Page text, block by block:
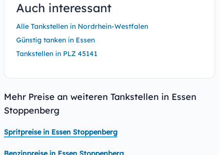
Auch interessant
Alle Tankstellen in Nordrhein-Westfalen
Günstig tanken in Essen
Tankstellen in PLZ 45141
Mehr Preise an weiteren Tankstellen in Essen
Stoppenberg
Spritpreise in Essen Stoppenberg